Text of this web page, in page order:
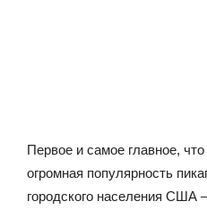
Первое и самое главное,
огромная популярность
городского населения США